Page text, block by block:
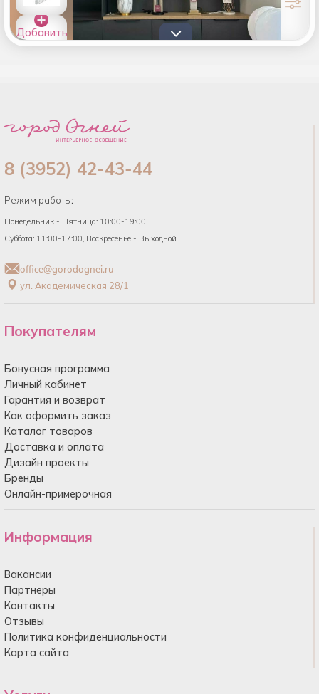
Добавить
товары в
8 (3952) 42-43-44
Режим работы:
Понедельник - Пятница: 10:00-19:00
Суббота: 11:00-17:00, Воскресенье - Выходной
office@gorodognei.ru
ул. Академическая 28/1
Покупателям
Бонусная программа
Личный кабинет
Гарантия и возврат
Как оформить заказ
Каталог товаров
Доставка и оплата
Дизайн проекты
Бренды
Онлайн-примерочная
Информация
Вакансии
Партнеры
Контакты
Отзывы
Политика конфиденциальности
Карта сайта